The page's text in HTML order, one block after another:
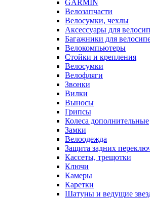
GARMIN
Велозапчасти
Велосумки, чехлы
Аксессуары для
Багажники для
Велокомпьютеры
Стойки и крепления
Велосумки
Велофляги
Звонки
Вилки
Выносы
Грипсы
Колеса дополнительные
Замки
Велоодежда
Защита задних
Кассеты, трещотки
Ключи
Камеры
Каретки
Шатуны и ведущие